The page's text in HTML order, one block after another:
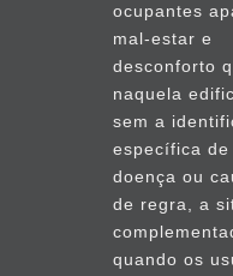
ocupantes
mal-estar e
desconforto
naquela
sem a
específica de
doença ou
de regra, a
quando os